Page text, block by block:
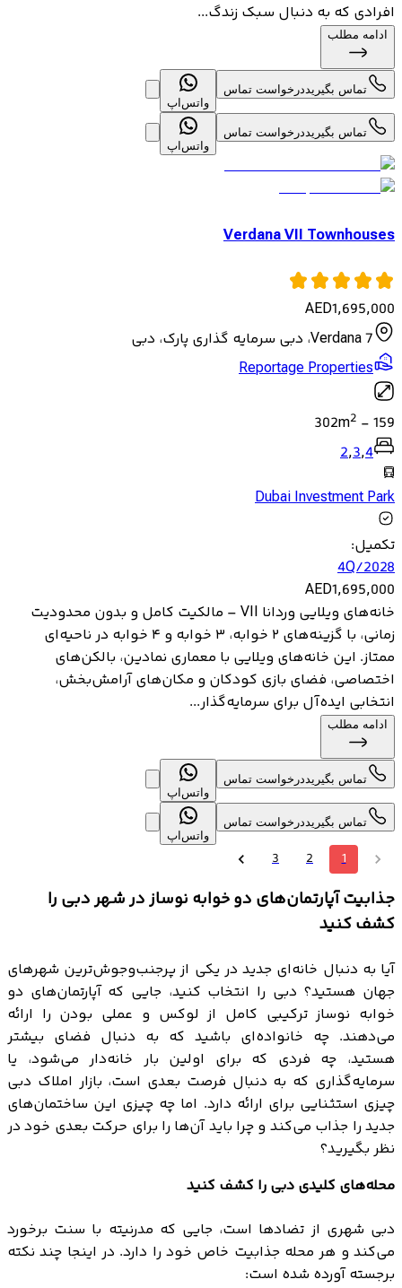
افرادی که به دنبال سبک زندگ...
ادامه مطلب
تماس بگیرید درخواست تماس
واتس‌اپ
تماس بگیرید درخواست تماس
واتس‌اپ
Verdana VII Townhouses
AED1,695,000
Verdana 7، دبی سرمایه گذاری پارک، دبی
Reportage Properties
159
-
302m2
2,3,4
Dubai Investment Park
تکمیل:
4Q/2028
AED1,695,000
خانه‌های ویلایی وردانا VII – مالکیت کامل و بدون محدودیت
زمانی، با گزینه‌های ۲ خوابه، ۳ خوابه و ۴ خوابه در ناحیه‌ای
ممتاز. این خانه‌های ویلایی با معماری نمادین، بالکن‌های
اختصاصی، فضای بازی کودکان و مکان‌های آرامش‌بخش،
انتخابی ایده‌آل برای سرمایه‌گذار...
ادامه مطلب
تماس بگیریددرخواست تماس
واتس‌اپ
تماس بگیریددرخواست تماس
واتس‌اپ
1
2
3
جذابیت آپارتمان‌های دو خوابه نوساز در شهر دبی را
کشف کنید
آیا به دنبال خانه‌ای جدید در یکی از پرجنب‌وجوش‌ترین شهرهای
جهان هستید؟ دبی را انتخاب کنید، جایی که آپارتمان‌های دو
خوابه نوساز ترکیبی کامل از لوکس و عملی بودن را ارائه
می‌دهند. چه خانواده‌ای باشید که به دنبال فضای بیشتر
هستید، چه فردی که برای اولین بار خانه‌دار می‌شود، یا
سرمایه‌گذاری که به دنبال فرصت بعدی است، بازار املاک دبی
چیزی استثنایی برای ارائه دارد. اما چه چیزی این ساختمان‌های
جدید را جذاب می‌کند و چرا باید آن‌ها را برای حرکت بعدی خود در
نظر بگیرید؟
محله‌های کلیدی دبی را کشف کنید
دبی شهری از تضادها است، جایی که مدرنیته با سنت برخورد
می‌کند و هر محله جذابیت خاص خود را دارد. در اینجا چند نکته
برجسته آورده شده است: